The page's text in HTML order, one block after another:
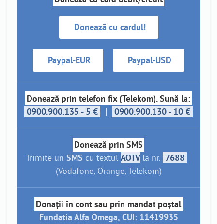
Donează cu cardul!
Paypal-EUR Paypal-USD
Donează prin telefon fix (Telekom). Sună la:
0900.900.135 - 5 €
| 0900.900.130 - 10 €
Donează prin SMS
Trimite un SMS cu textul AOTV la nr. 7688
(Vodafone, Orange, Telekom)
Donații în cont sau prin mandat poștal
Fundatia Alfa Omega, CUI: 11419935